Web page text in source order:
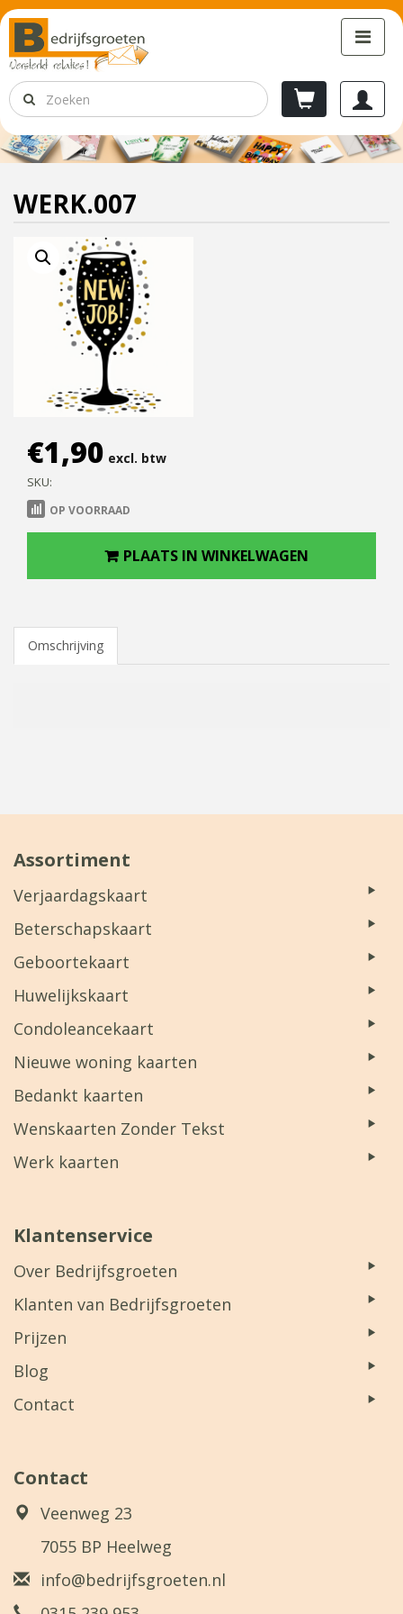
WERK.007
€1,90 excl. btw
SKU:
OP VOORRAAD
PLAATS IN WINKELWAGEN
Omschrijving
Assortiment
Verjaardagskaart
Beterschapskaart
Geboortekaart
Huwelijkskaart
Condoleancekaart
Nieuwe woning kaarten
Bedankt kaarten
Wenskaarten Zonder Tekst
Werk kaarten
Klantenservice
Over Bedrijfsgroeten
Klanten van Bedrijfsgroeten
Prijzen
Blog
Contact
Contact
Veenweg 23
7055 BP Heelweg
info@bedrijfsgroeten.nl